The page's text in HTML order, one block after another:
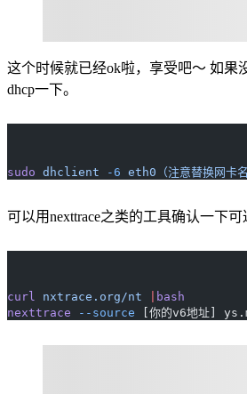
这个时候就已经ok啦，享受吧～ 如果
dhcp一下。
sudo dhclient -6 eth0（注意替换网卡名
可以用nexttrace之类的工具确认一下可
curl nxtrace.org/nt
bash
nexttrace --source [你的v6地址]